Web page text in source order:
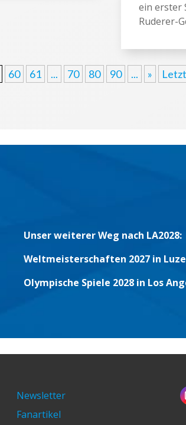
ein erster
Ruderer-
60 61 ... 70 80 90 ... »
Unser weiterer Weg nach LA2028:
Weltmeisterschaften 2027 in
Olympische Spiele 2028 in Los
Newsletter
Fanartikel